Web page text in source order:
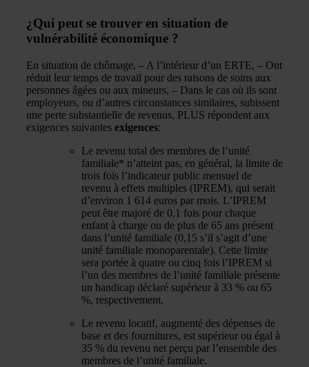
¿Qui peut se trouver en situation de
vulnérabilité économique ?
En situation de chômage, – A l’intérieur d’un ERTE, – Ont
réduit leur temps de travail pour des raisons de soins aux
personnes âgées ou aux mineurs, – Dans le cas où ils sont
employeurs, ou d’autres circonstances similaires, subissent
une perte substantielle de revenus, PLUS répondent aux
exigences suivantes exigences:
Le revenu total des membres de l’unité
familiale* n’atteint pas, en général, la limite de
trois fois l’indicateur public mensuel de
revenu à effets multiples (IPREM), qui serait
d’environ 1 614 euros par mois. L’IPREM
peut être majoré de 0,1 fois pour chaque
enfant à charge ou de plus de 65 ans présent
dans l’unité familiale (0,15 s’il s’agit d’une
unité familiale monoparentale). Cette limite
sera portée à quatre ou cinq fois l’IPREM si
l’un des membres de l’unité familiale présente
un handicap déclaré supérieur à 33 % ou 65
%, respectivement.
Le revenu locatif, augmenté des dépenses de
base et des fournitures, est supérieur ou égal à
35 % du revenu net perçu par l’ensemble des
membres de l’unité familiale.